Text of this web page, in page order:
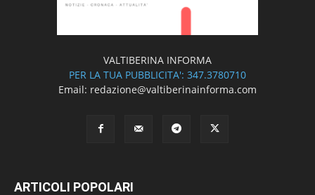
VALTIBERINA INFORMA
PER LA TUA PUBBLICITA': 347.3780710
Email: redazione@valtiberinainforma.com
ARTICOLI POPOLARI